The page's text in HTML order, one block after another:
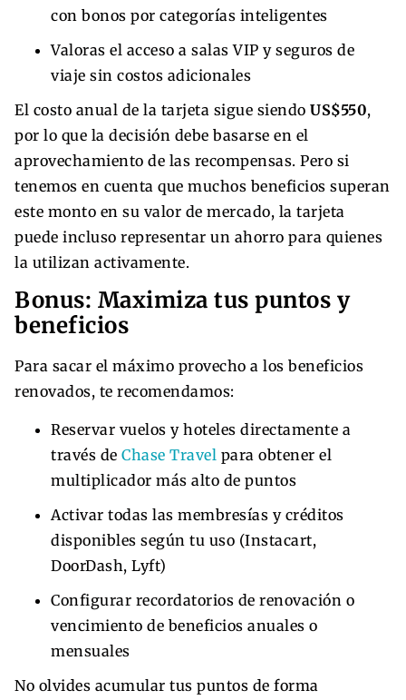
con bonos por categorías inteligentes
Valoras el acceso a salas VIP y seguros de
viaje sin costos adicionales
El costo anual de la tarjeta sigue siendo US$550,
por lo que la decisión debe basarse en el
aprovechamiento de las recompensas. Pero si
tenemos en cuenta que muchos beneficios superan
este monto en su valor de mercado, la tarjeta
puede incluso representar un ahorro para quienes
la utilizan activamente.
Bonus: Maximiza tus puntos y
beneficios
Para sacar el máximo provecho a los beneficios
renovados, te recomendamos:
Reservar vuelos y hoteles directamente a
través de Chase Travel para obtener el
multiplicador más alto de puntos
Activar todas las membresías y créditos
disponibles según tu uso (Instacart,
DoorDash, Lyft)
Configurar recordatorios de renovación o
vencimiento de beneficios anuales o
mensuales
No olvides acumular tus puntos de forma